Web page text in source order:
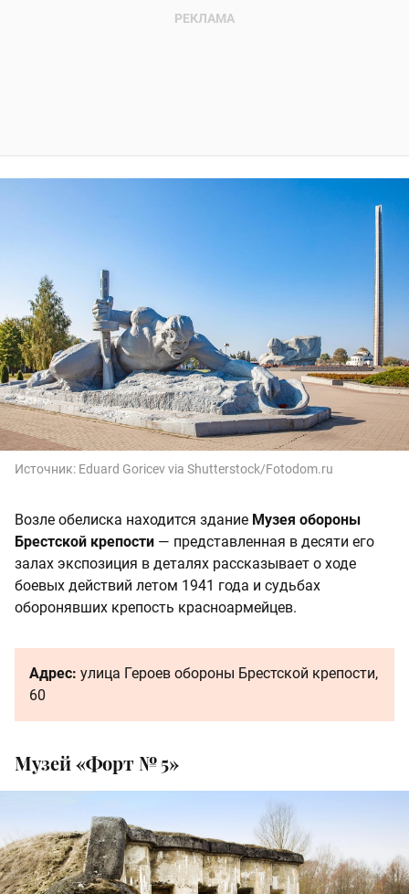
Источник: Eduard Goricev via Shutterstock/Fotodom.ru
Возле обелиска находится здание Музея обороны
Брестской крепости — представленная в десяти его
залах экспозиция в деталях рассказывает о ходе
боевых действий летом 1941 года и судьбах
оборонявших крепость красноармейцев.
Адрес: улица Героев обороны Брестской крепости,
60
Музей «Форт № 5»